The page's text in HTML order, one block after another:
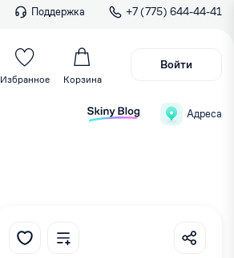
Поддержка +7 (775) 644-44-41
Избранное Корзина
Войти
Адреса